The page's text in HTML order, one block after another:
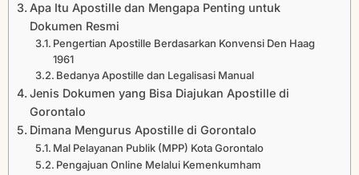
Apa Itu Apostille dan Mengapa Penting untuk
Dokumen Resmi
Pengertian Apostille Berdasarkan Konvensi Den Haag
1961
Bedanya Apostille dan Legalisasi Manual
Jenis Dokumen yang Bisa Diajukan Apostille di
Gorontalo
Dimana Mengurus Apostille di Gorontalo
Mal Pelayanan Publik (MPP) Kota Gorontalo
Pengajuan Online Melalui Kemenkumham